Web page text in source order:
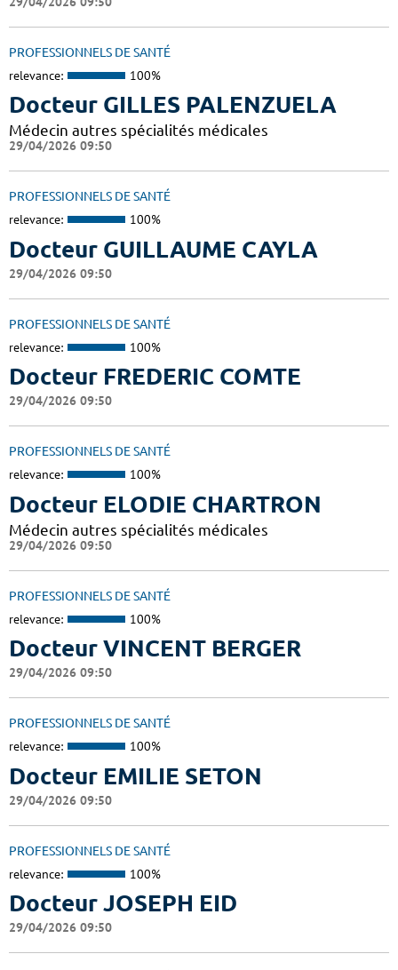
PROFESSIONNELS DE SANTÉ
relevance: 100%
Docteur GILLES PALENZUELA
Médecin autres spécialités médicales
29/04/2026 09:50
PROFESSIONNELS DE SANTÉ
relevance: 100%
Docteur GUILLAUME CAYLA
29/04/2026 09:50
PROFESSIONNELS DE SANTÉ
relevance: 100%
Docteur FREDERIC COMTE
29/04/2026 09:50
PROFESSIONNELS DE SANTÉ
relevance: 100%
Docteur ELODIE CHARTRON
Médecin autres spécialités médicales
29/04/2026 09:50
PROFESSIONNELS DE SANTÉ
relevance: 100%
Docteur VINCENT BERGER
29/04/2026 09:50
PROFESSIONNELS DE SANTÉ
relevance: 100%
Docteur EMILIE SETON
29/04/2026 09:50
PROFESSIONNELS DE SANTÉ
relevance: 100%
Docteur JOSEPH EID
29/04/2026 09:50